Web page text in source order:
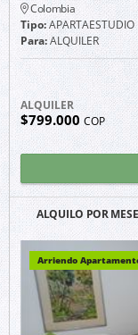
Colombia
Tipo:APARTAESTUDIO
Para:ALQUILER
ALQUILER
$799.000 COP
ALQUILO POR
Arriendo